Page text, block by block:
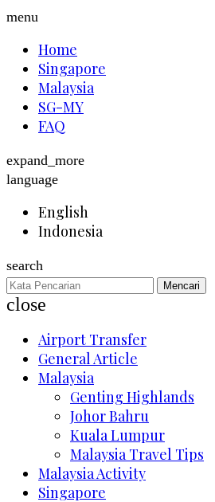
menu
Home
Singapore
Malaysia
SG-MY
FAQ
expand_more
language
English
Indonesia
search
Mencari
close
Airport Transfer
General Article
Malaysia
Genting Highlands
Johor Bahru
Kuala Lumpur
Malaysia Travel Tips
Malaysia Activity
Singapore